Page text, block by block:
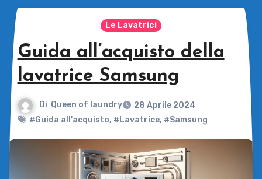
Le Lavatrici
Guida all’acquisto della
lavatrice Samsung
Di Queen of laundry
28 Aprile 2024
#Guida all'acquisto, #Lavatrice, #Samsung